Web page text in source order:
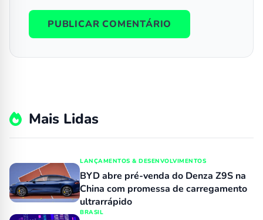
Mais Lidas
LANÇAMENTOS & DESENVOLVIMENTOS
BYD abre pré-venda do Denza Z9S na
China com promessa de carregamento
ultrarrápido
BRASIL